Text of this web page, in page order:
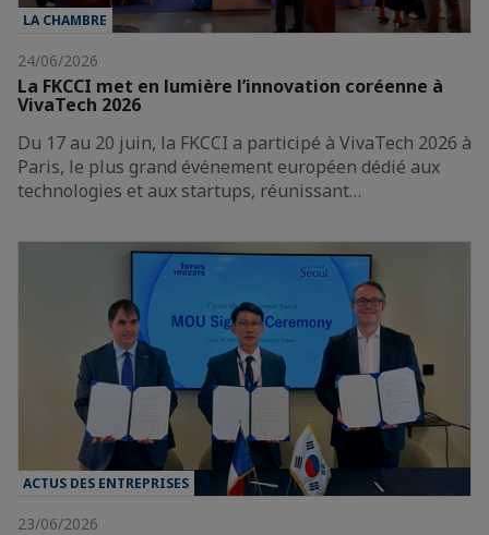
LA CHAMBRE
24/06/2026
La FKCCI met en lumière l’innovation coréenne à
VivaTech 2026
Du 17 au 20 juin, la FKCCI a participé à VivaTech 2026 à
Paris, le plus grand événement européen dédié aux
technologies et aux startups, réunissant…
ACTUS DES ENTREPRISES
23/06/2026